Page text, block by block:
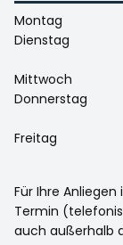
Montag
Dienstag
Mittwoch
Donnerstag
Freitag
Für Ihre
Termin
auch außerhalb